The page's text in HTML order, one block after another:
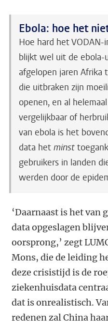
Ebola: hoe het
Hoe hard het
blijkt wel uit de ebola-
afgelopen jaren Afrika
die uitbraken zijn
openen, en al
vergelijkbaar of
van ebola is het
data het minst
gebruikers in landen
werden door de
‘Daarnaast is het van
data opgeslagen
oorsprong,’ zegt
Mons, die de leiding
deze crisistijd is de
ziekenhuisdata
dat is onrealistisch.
redenen zal China